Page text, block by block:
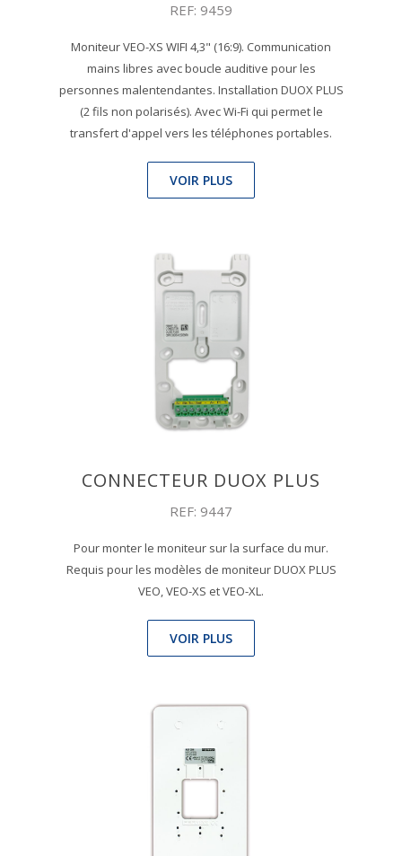
REF: 9459
Moniteur VEO-XS WIFI 4,3" (16:9). Communication
mains libres avec boucle auditive pour les
personnes malentendantes. Installation DUOX PLUS
(2 fils non polarisés). Avec Wi-Fi qui permet le
transfert d'appel vers les téléphones portables.
VOIR PLUS
CONNECTEUR DUOX PLUS
REF: 9447
Pour monter le moniteur sur la surface du mur.
Requis pour les modèles de moniteur DUOX PLUS
VEO, VEO-XS et VEO-XL.
VOIR PLUS